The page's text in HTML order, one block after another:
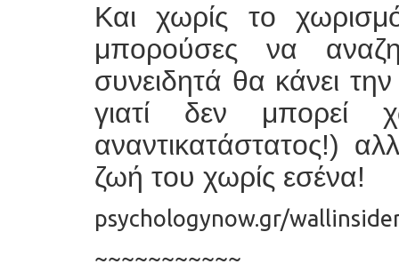
Και χωρίς το
μπορούσες να
συνειδητά θα κάνει
γιατί δεν μπορεί
αναντικατάστατος!)
ζωή του χωρίς εσένα!
psychologynow.gr/
~~~~~~~~~~~